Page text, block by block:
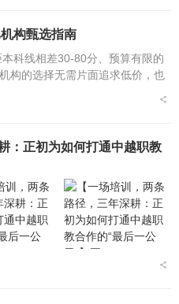
构甄选指南
科线相差30-80分、预算有限的
构的选择无需片面追求低价，也
核心性价比逻辑，在于收费标
：正初为如何打通中越职教